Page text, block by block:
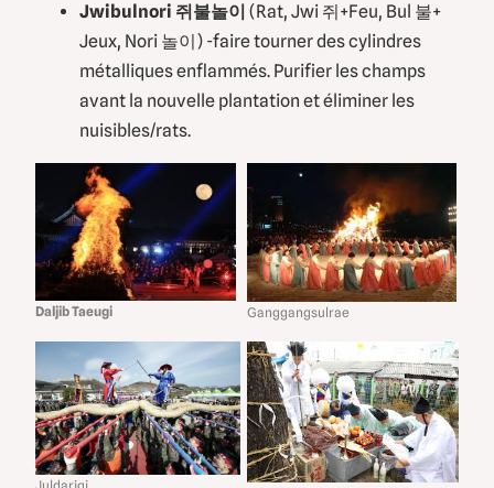
Jwibulnori 쥐불놀이 (Rat, Jwi 쥐+Feu, Bul 불+
Jeux, Nori 놀이) -faire tourner des cylindres
métalliques enflammés. Purifier les champs
avant la nouvelle plantation et éliminer les
nuisibles/rats.
Daljib Taeugi Ganggangsulrae